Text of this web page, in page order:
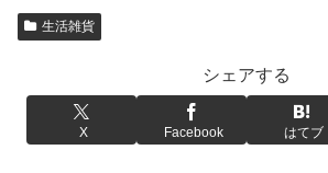
生活雑貨
シェアする
X Facebook はてブ